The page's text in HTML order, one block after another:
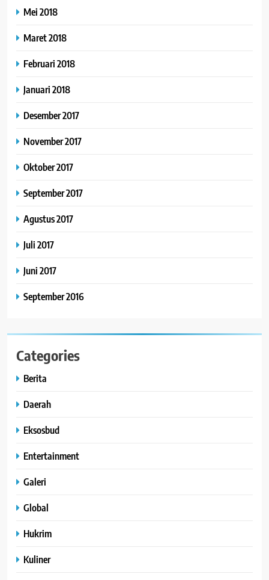
Mei 2018
Maret 2018
Februari 2018
Januari 2018
Desember 2017
November 2017
Oktober 2017
September 2017
Agustus 2017
Juli 2017
Juni 2017
September 2016
Categories
Berita
Daerah
Eksosbud
Entertainment
Galeri
Global
Hukrim
Kuliner